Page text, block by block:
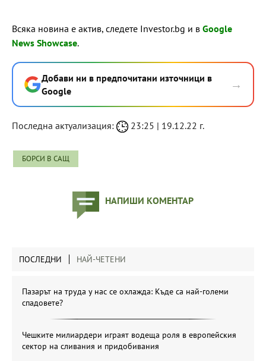
Всяка новина е актив, следете Investor.bg и в Google
News Showcase.
Добави ни в предпочитани източници в
Google
→
Последна актуализация: 23:25 | 19.12.22 г.
БОРСИ В САЩ
НАПИШИ КОМЕНТАР
ПОСЛЕДНИ НАЙ-ЧЕТЕНИ
Пазарът на труда у нас се охлажда: Къде са най-големи
спадовете?
Чешките милиардери играят водеща роля в европейския
сектор на сливания и придобивания